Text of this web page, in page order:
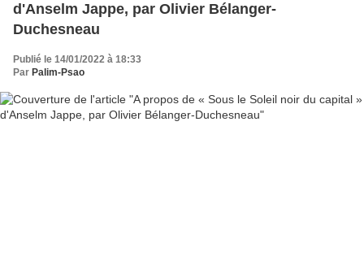
d'Anselm Jappe, par Olivier Bélanger-
Duchesneau
Publié le 14/01/2022 à 18:33
Par Palim-Psao